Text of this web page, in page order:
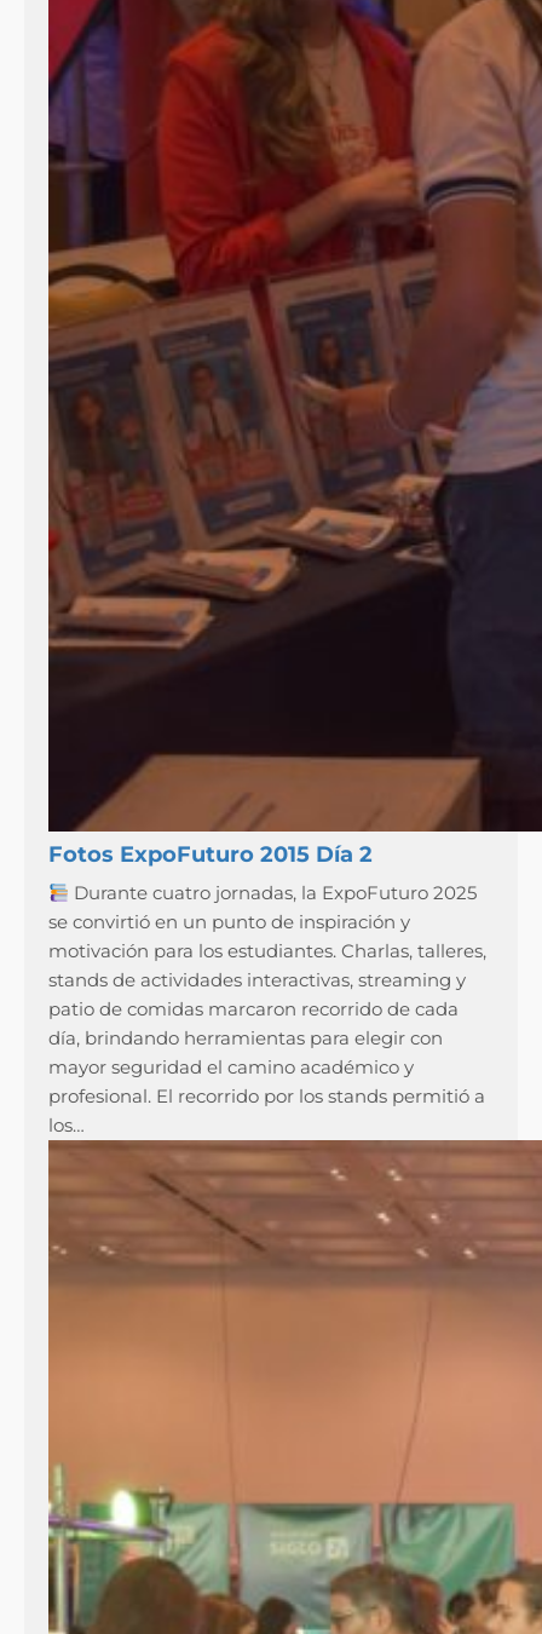
Fotos ExpoFuturo 2015 Día 2
Durante cuatro jornadas, la ExpoFuturo 2025
se convirtió en un punto de inspiración y
motivación para los estudiantes. Charlas, talleres,
stands de actividades interactivas, streaming y
patio de comidas marcaron recorrido de cada
día, brindando herramientas para elegir con
mayor seguridad el camino académico y
profesional. El recorrido por los stands permitió a
los…